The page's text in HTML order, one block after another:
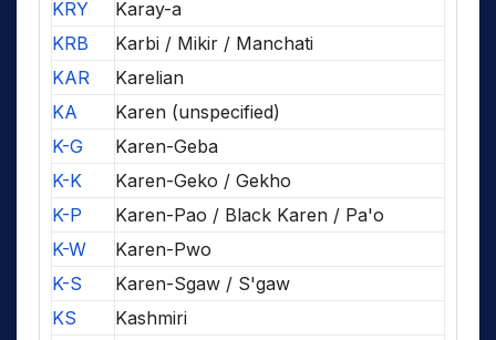
KRY
Karay-a
KRB
Karbi / Mikir / Manchati
KAR
Karelian
KA
Karen (unspecified)
K-G
Karen-Geba
K-K
Karen-Geko / Gekho
K-P
Karen-Pao / Black Karen / Pa'o
K-W
Karen-Pwo
K-S
Karen-Sgaw / S'gaw
KS
Kashmiri